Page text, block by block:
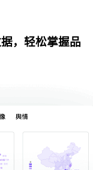
，轻松掌握品